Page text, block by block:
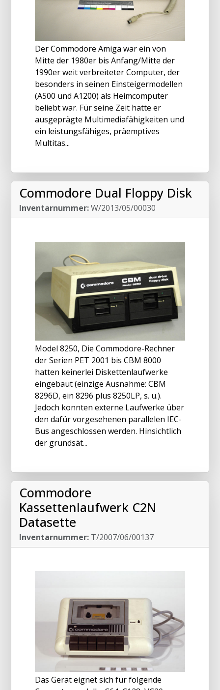
Der Commodore Amiga war ein von
Mitte der 1980er bis Anfang/Mitte der
1990er weit verbreiteter Computer, der
besonders in seinen Einsteigermodellen
(A500 und A1200) als Heimcomputer
beliebt war. Für seine Zeit hatte er
ausgeprägte Multimediafähigkeiten und
ein leistungsfähiges, präemptives
Multitas...
Commodore Dual Floppy Disk
Inventarnummer:W/2013/05/00030
Model 8250, Die Commodore-Rechner
der Serien PET 2001 bis CBM 8000
hatten keinerlei Diskettenlaufwerke
eingebaut (einzige Ausnahme: CBM
8296D, ein 8296 plus 8250LP, s. u.).
Jedoch konnten externe Laufwerke über
den dafür vorgesehenen parallelen IEC-
Bus angeschlossen werden. Hinsichtlich
der grundsät...
Commodore
Kassettenlaufwerk C2N
Datasette
Inventarnummer: T/2007/06/00137
Das Gerät eignet sich für folgende